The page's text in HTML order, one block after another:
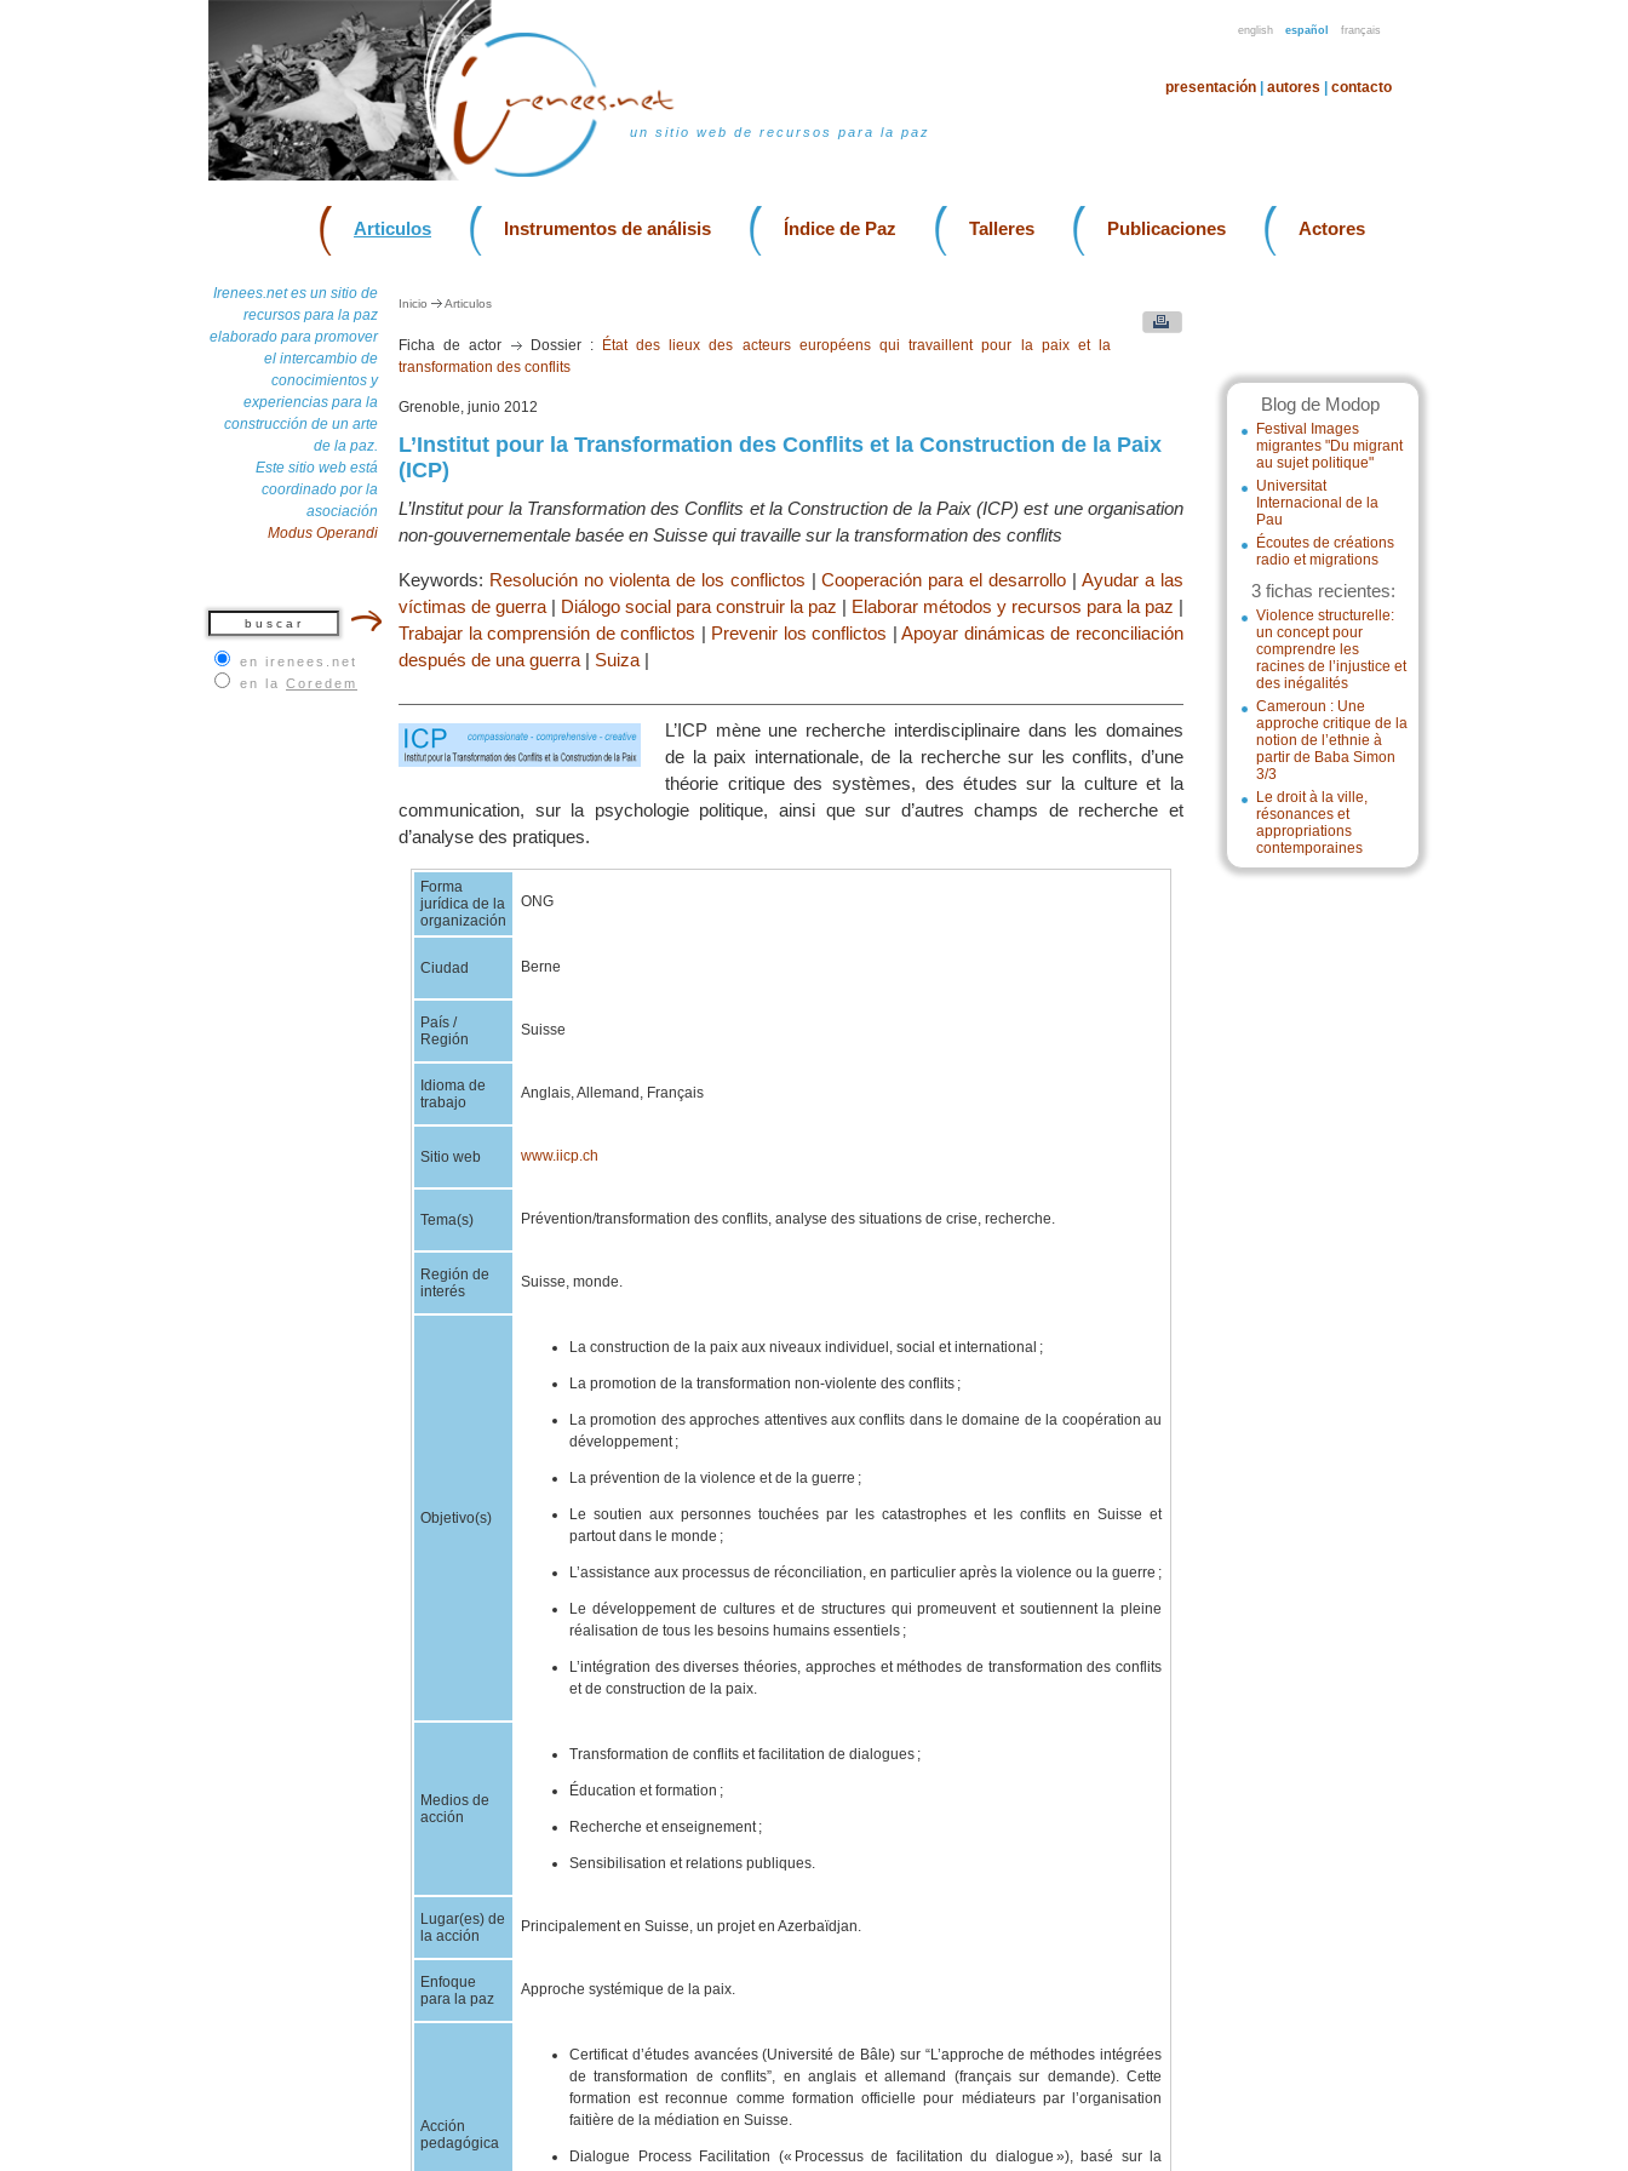
english español français
un sitio web de recursos para la paz
presentación autores contacto
Articulos Instrumentos de análisis Índice de Paz Talleres Publicaciones Actores
Irenees.net es un sitio de
recursos para la paz
elaborado para promover
el intercambio de
conocimientos y
experiencias para la
construcción de un arte
de la paz.
Este sitio web está
coordinado por la
asociación
Modus Operandi
en irenees.net
en la Coredem
Blog de Modop
Festival Images
migrantes "Du migrant
au sujet politique"
Universitat
Internacional de la
Pau
Écoutes de créations
radio et migrations
3 fichas recientes:
Violence structurelle:
un concept pour
comprendre les
racines de l’injustice et
des inégalités
Cameroun : Une
approche critique de la
notion de l’ethnie à
partir de Baba Simon
3/3
Le droit à la ville,
résonances et
appropriations
contemporaines
Inicio Articulos
Ficha de actor Dossier :
État des lieux des acteurs européens qui travaillent pour la paix et la
transformation des conflits
Grenoble, junio 2012
L’Institut pour la Transformation des Conflits et la Construction de la Paix
(ICP)
L’Institut pour la Transformation des Conflits et la Construction de la Paix (ICP) est une organisation
non-gouvernementale basée en Suisse qui travaille sur la transformation des conflits
Keywords: Resolución no violenta de los conflictos |Cooperación para el desarrollo |Ayudar a las
víctimas de guerra | Diálogo social para construir la paz | Elaborar métodos y recursos para la paz |
Trabajar la comprensión de conflictos | Prevenir los conflictos |Apoyar dinámicas de reconciliación
después de una guerra | Suiza |
L’ICP mène une recherche interdisciplinaire dans les domaines
de la paix internationale, de la recherche sur les conflits, d’une
théorie critique des systèmes, des études sur la culture et la
communication, sur la psychologie politique, ainsi que sur d’autres champs de recherche et
d’analyse des pratiques.
Forma
jurídica de la
organización
ONG
Ciudad Berne
País /
Región
Suisse
Idioma de
trabajo
Anglais, Allemand, Français
Sitio web www.iicp.ch
Tema(s) Prévention/transformation des conflits, analyse des situations de crise, recherche.
Región de
interés
Suisse, monde.
Objetivo(s)
La construction de la paix aux niveaux individuel, social et international ;
La promotion de la transformation non-violente des conflits ;
La promotion des approches attentives aux conflits dans le domaine de la coopération au
développement ;
La prévention de la violence et de la guerre ;
Le soutien aux personnes touchées par les catastrophes et les conflits en Suisse et
partout dans le monde ;
L’assistance aux processus de réconciliation, en particulier après la violence ou la guerre ;
Le développement de cultures et de structures qui promeuvent et soutiennent la pleine
réalisation de tous les besoins humains essentiels ;
L’intégration des diverses théories, approches et méthodes de transformation des conflits
et de construction de la paix.
Medios de
acción
Transformation de conflits et facilitation de dialogues ;
Éducation et formation ;
Recherche et enseignement ;
Sensibilisation et relations publiques.
Lugar(es) de
la acción
Principalement en Suisse, un projet en Azerbaïdjan.
Enfoque
para la paz
Approche systémique de la paix.
Acción
pedagógica
Certificat d’études avancées (Université de Bâle) sur “L’approche de méthodes intégrées
de transformation de conflits”, en anglais et allemand (français sur demande). Cette
formation est reconnue comme formation officielle pour médiateurs par l’organisation
faitière de la médiation en Suisse.
Dialogue Process Facilitation (« Processus de facilitation du dialogue »), basé sur la